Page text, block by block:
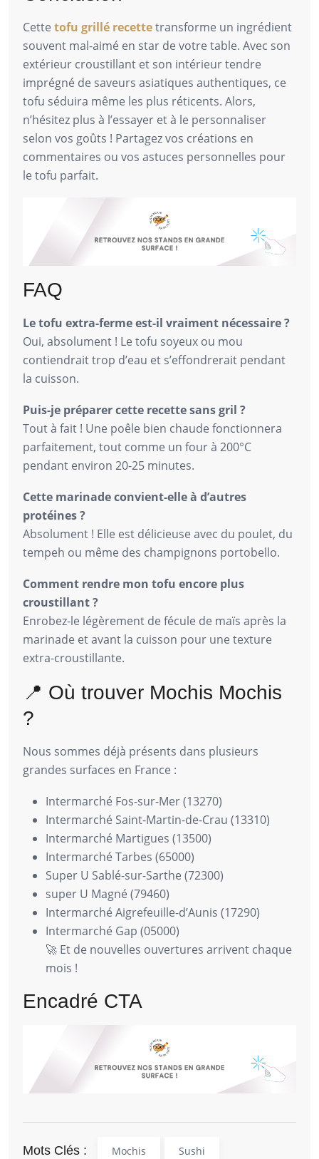
Cette tofu grillé recettetransforme un ingrédient
souvent mal-aimé en star de votre table. Avec son
extérieur croustillant et son intérieur tendre
imprégné de saveurs asiatiques authentiques, ce
tofu séduira même les plus réticents. Alors,
n’hésitez plus à l’essayer et à le personnaliser
selon vos goûts ! Partagez vos créations en
commentaires ou vos astuces personnelles pour
le tofu parfait.
FAQ
Le tofu extra-ferme est-il vraiment nécessaire ?
Oui, absolument ! Le tofu soyeux ou mou
contiendrait trop d’eau et s’effondrerait pendant
la cuisson.
Puis-je préparer cette recette sans gril ?
Tout à fait ! Une poêle bien chaude fonctionnera
parfaitement, tout comme un four à 200°C
pendant environ 20-25 minutes.
Cette marinade convient-elle à d’autres
protéines ?
Absolument ! Elle est délicieuse avec du poulet, du
tempeh ou même des champignons portobello.
Comment rendre mon tofu encore plus
croustillant ?
Enrobez-le légèrement de fécule de maïs après la
marinade et avant la cuisson pour une texture
extra-croustillante.
📍 Où trouver Mochis Mochis
?
Nous sommes déjà présents dans plusieurs
grandes surfaces en France :
Intermarché Fos-sur-Mer (13270)
Intermarché Saint-Martin-de-Crau (13310)
Intermarché Martigues (13500)
Intermarché Tarbes (65000)
Super U Sablé-sur-Sarthe (72300)
super U Magné (79460)
Intermarché Aigrefeuille-d’Aunis (17290)
Intermarché Gap (05000)
🚀 Et de nouvelles ouvertures arrivent chaque
mois !
Encadré CTA
Mots Clés : Mochis Sushi